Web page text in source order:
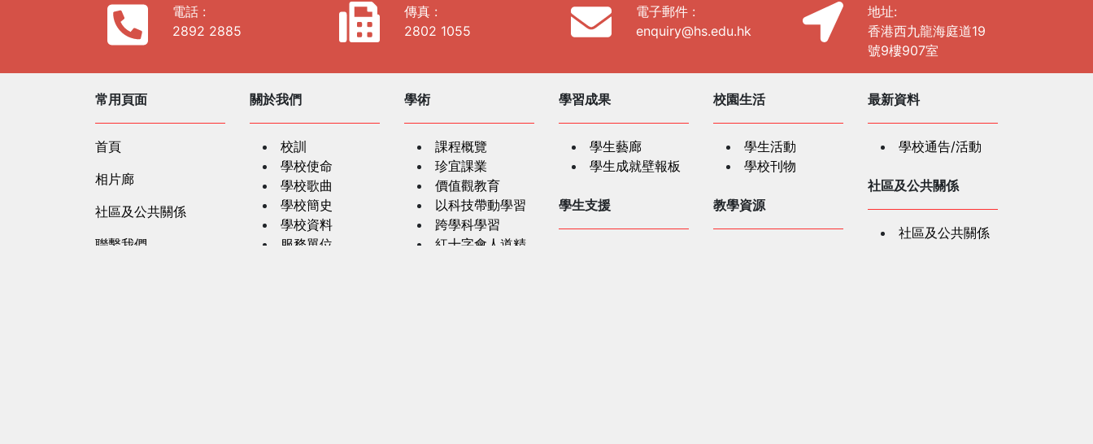
電話 :
2892 2885
傳真 :
2802 1055
電子郵件 :
enquiry@hs.edu.hk
地址:
香港西九龍海庭道19
號9樓907室
常用頁面
首頁
相片廊
社區及公共關係
聯繫我們
關於我們
校訓
學校使命
學校歌曲
學校簡史
學校資料
服務單位
學術
課程概覽
珍宜課業
價值觀教育
以科技帶動學習
跨學科學習
紅十字會人道精
學習成果
學生藝廊
學生成就壁報板
學生支援
校園生活
學生活動
學校刊物
教學資源
最新資料
學校通告/活動
社區及公共關係
社區及公共關係